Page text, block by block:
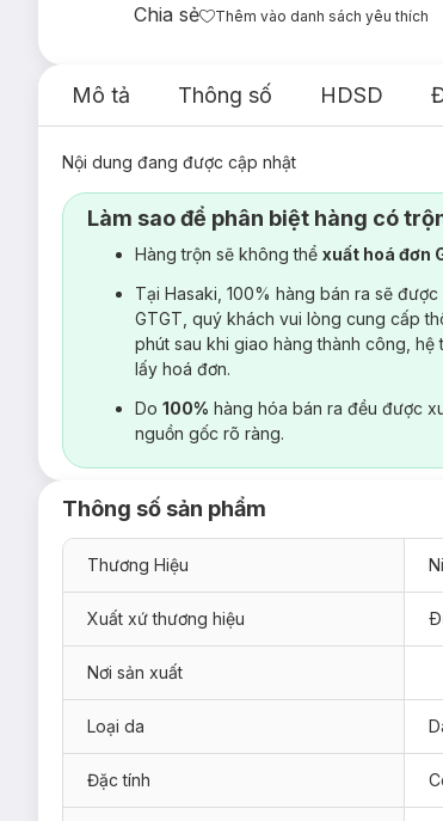
Chia sẻ Thêm vào danh sách yêu thích
Mô tả Thông số HDSD
Nội dung đang được cập nhật
Làm sao để phân biệt hàng có
Hàng trộn sẽ không thể xuất hoá đơn
Tại Hasaki, 100% hàng bán ra sẽ được
GTGT, quý khách vui lòng cung cấp
phút sau khi giao hàng thành công,
lấy hoá đơn.
Do 100% hàng hóa bán ra đều được
nguồn gốc rõ ràng.
Thông số sản phẩm
Thương Hiệu
Xuất xứ thương hiệu
Nơi sản xuất
Loại da
Đặc tính